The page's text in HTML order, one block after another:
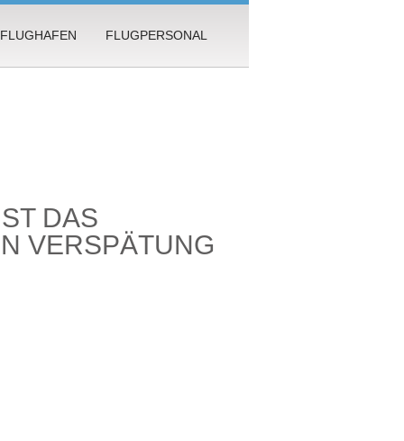
FLUGHAFEN FLUGPERSONAL
DAS
VERSPÄTUNG